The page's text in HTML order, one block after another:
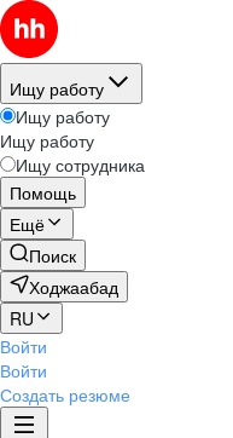
Ищу работу
Ищу работу
Ищу работу
Ищу сотрудника
Помощь
Ещё
Поиск
Ходжаабад
RU
Войти
Войти
Создать резюме